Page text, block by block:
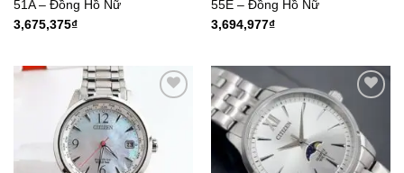
51A – Đồng Hồ Nữ
3,675,375₫
55E – Đồng Hồ Nữ
3,694,977₫
Add to
Wishlist